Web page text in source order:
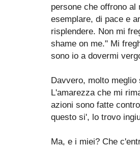
persone che offrono
esemplare, di pace e
risplendere. Non mi
shame on me." Mi
sono io a dovermi
Davvero, molto
L'amarezza che mi
azioni sono fatte
questo si', lo trovo
Ma, e i miei? Che